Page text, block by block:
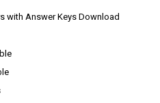
with Answer Keys Download